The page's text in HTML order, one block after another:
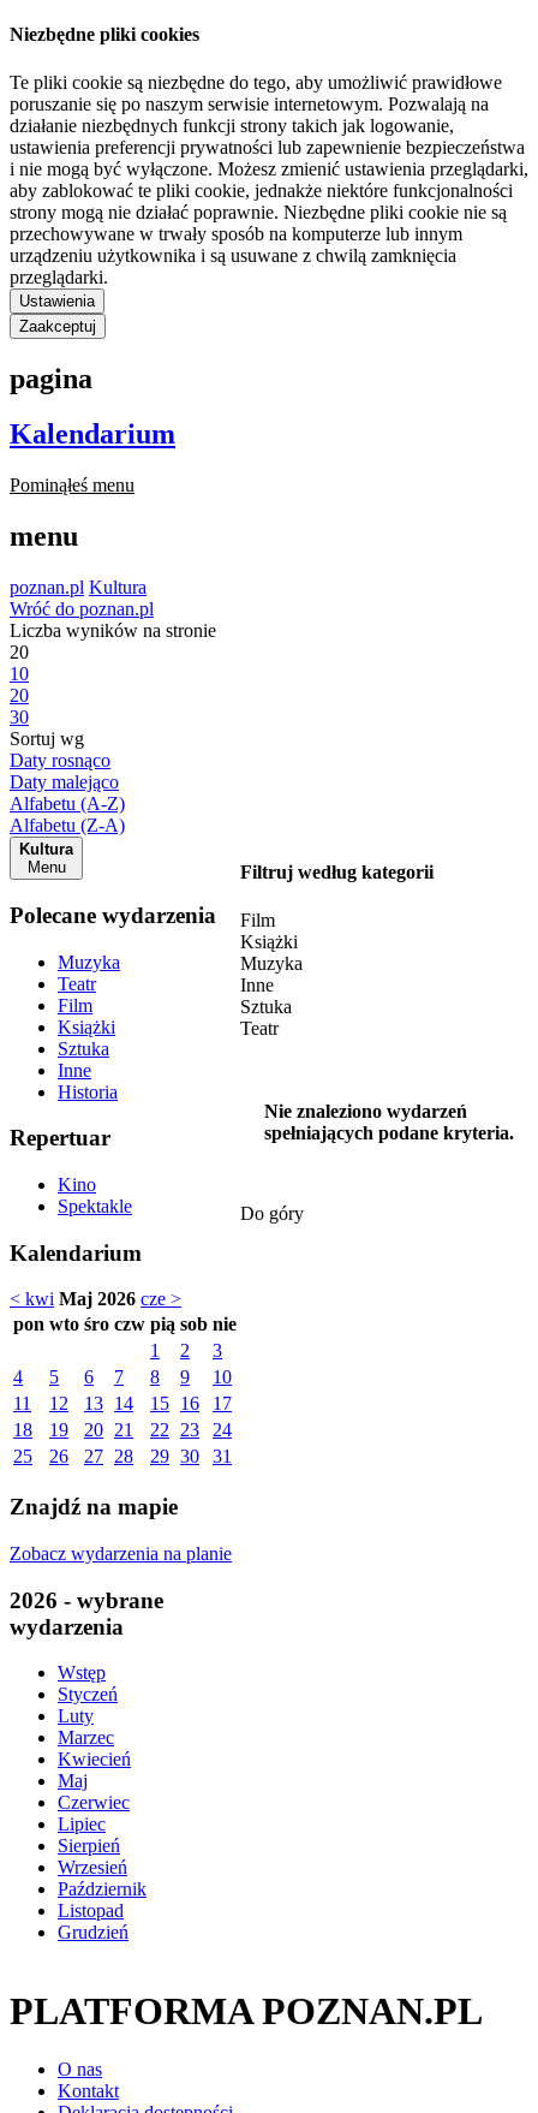
Niezbędne pliki cookies
Te pliki cookie są niezbędne do tego, aby umożliwić prawidłowe
poruszanie się po naszym serwisie internetowym. Pozwalają na
działanie niezbędnych funkcji strony takich jak logowanie,
ustawienia preferencji prywatności lub zapewnienie bezpieczeństwa
i nie mogą być wyłączone. Możesz zmienić ustawienia przeglądarki,
aby zablokować te pliki cookie, jednakże niektóre funkcjonalności
strony mogą nie działać poprawnie. Niezbędne pliki cookie nie są
przechowywane w trwały sposób na komputerze lub innym
urządzeniu użytkownika i są usuwane z chwilą zamknięcia
przeglądarki.
Ustawienia
Zaakceptuj
pagina
Kalendarium
Pominąłeś menu
menu
poznan.pl Kultura
Wróć do poznan.pl
Liczba wyników na stronie
20
10
20
30
Sortuj wg
Daty rosnąco
Daty malejąco
Alfabetu (A-Z)
Alfabetu (Z-A)
Kultura
Menu
Polecane wydarzenia
Muzyka
Teatr
Film
Książki
Sztuka
Inne
Historia
Repertuar
Kino
Spektakle
Kalendarium
< kwi Maj 2026 cze >
pon wto śro czw pią sob nie
1
2
3
4
5 6 7 8 9
10
11
12 13 14 15 16
17
18
19 20 21 22 23
24
25
26 27 28 29 30 31
Znajdź na mapie
Zobacz wydarzenia na planie
2026 - wybrane
wydarzenia
Wstęp
Styczeń
Luty
Marzec
Kwiecień
Maj
Czerwiec
Lipiec
Sierpień
Wrzesień
Październik
Listopad
Grudzień
Filtruj według kategorii
Film
Książki
Muzyka
Inne
Sztuka
Teatr
Nie znaleziono wydarzeń
spełniających podane kryteria.
Do góry
PLATFORMA POZNAN.PL
O nas
Kontakt